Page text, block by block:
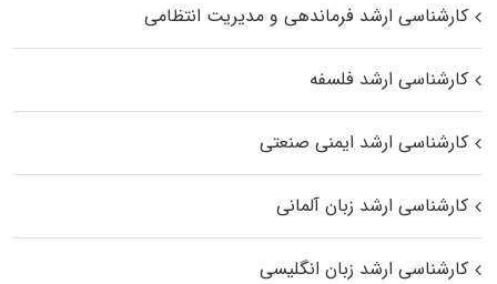
کارشناسی ارشد فرماندهی و مدیریت انتظامی
کارشناسی ارشد فلسفه
کارشناسی ارشد ایمنی صنعتی
کارشناسی ارشد زبان آلمانی
کارشناسی ارشد زبان انگلیسی